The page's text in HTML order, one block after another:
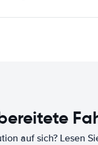
auf sich? Lesen